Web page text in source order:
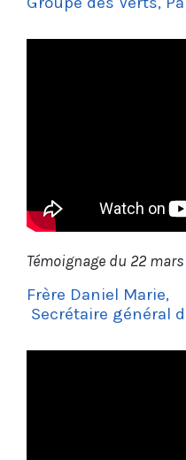
Témoignage du 22 mars
Frère Daniel Marie,
Secrétaire général